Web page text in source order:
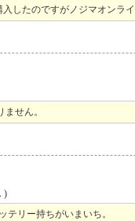
したのですがノジマオンラ
せん。
)
テリー持ちがいまいち。